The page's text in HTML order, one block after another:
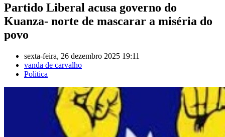
Partido Liberal acusa governo do
Kuanza- norte de mascarar a miséria do
povo
sexta-feira, 26 dezembro 2025 19:11
vanda de carvalho
Politica